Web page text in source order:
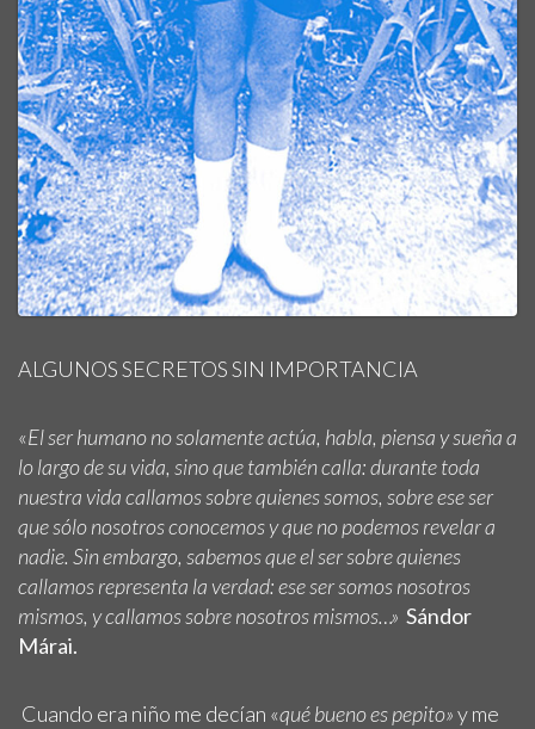
ALGUNOS SECRETOS SIN IMPORTANCIA
«El ser humano no solamente actúa, habla, piensa y sueña a
lo largo de su vida, sino que también calla: durante toda
nuestra vida callamos sobre quienes somos, sobre ese ser
que sólo nosotros conocemos y que no podemos revelar a
nadie. Sin embargo, sabemos que el ser sobre quienes
callamos representa la verdad: ese ser somos nosotros
mismos, y callamos sobre nosotros mismos…» Sándor
Márai.
Cuando era niño me decían «qué bueno es pepito»y me